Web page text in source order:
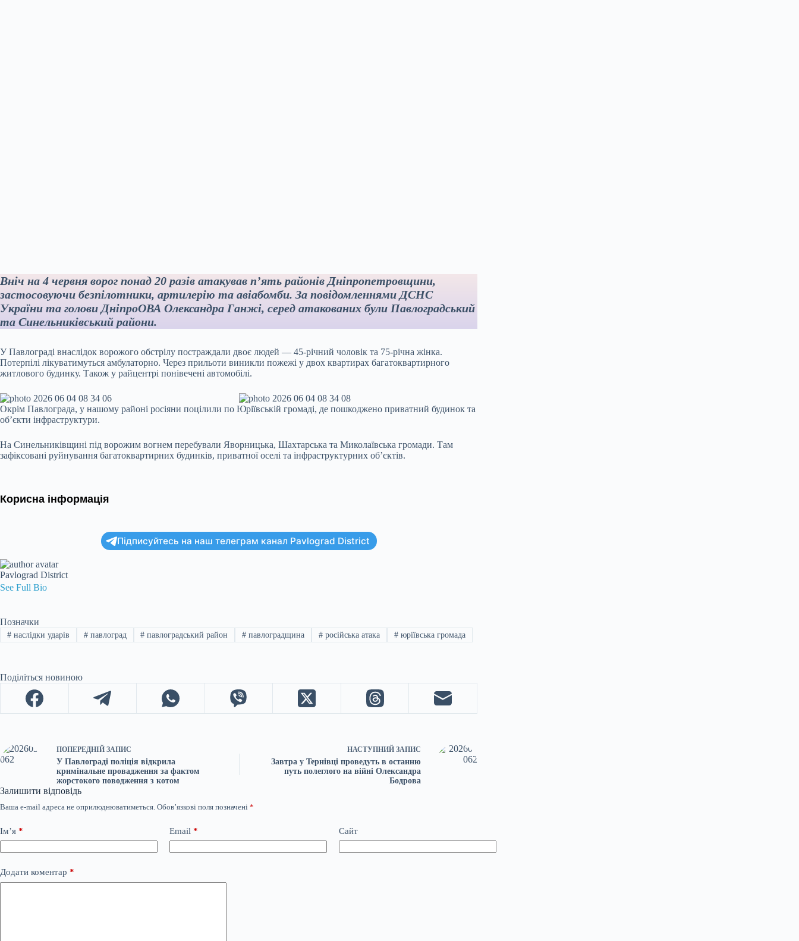
Вніч на 4 червня ворог понад 20 разів атакував п’ять районів Дніпропетровщини,
застосовуючи безпілотники, артилерію та авіабомби. За повідомленнями ДСНС
України та голови ДніпроОВА Олександра Ганжі, серед атакованих були Павлоградський
та Синельниківський райони.
У Павлограді внаслідок ворожого обстрілу постраждали двоє людей — 45-річний чоловік та 75-річна жінка.
Потерпілі лікуватимуться амбулаторно. Через прильоти виникли пожежі у двох квартирах багатоквартирного
житлового будинку. Також у райцентрі понівечені автомобілі.
Окрім Павлограда, у нашому районі росіяни поцілили по Юріївській громаді, де пошкоджено приватний будинок та
об’єкти інфраструктури.
На Синельниківщині під ворожим вогнем перебували Яворницька, Шахтарська та Миколаївська громади. Там
зафіксовані руйнування багатоквартирних будинків, приватної оселі та інфраструктурних об’єктів.
Корисна інформація
Підписуйтесь на наш телеграм канал Pavlograd District
Pavlograd District
See Full Bio
Позначки
#наслідки ударів #павлоград # павлоградський район # павлоградщина # російська атака #юріївська громада
Поділіться новиною
ПОПЕРЕДНІЙ ЗАПИС
У Павлограді поліція відкрила
кримінальне провадження за фактом
жорстокого поводження з котом
НАСТУПНИЙ ЗАПИС
Завтра у Тернівці проведуть в останню
путь полеглого на війні Олександра
Бодрова
Залишити відповідь
Ваша e-mail адреса не оприлюднюватиметься. Обов’язкові поля позначені *
Ім’я * Email * Сайт
Додати коментар *